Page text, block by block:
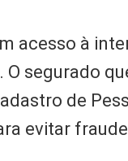
acesso à
O segurado
de
evitar